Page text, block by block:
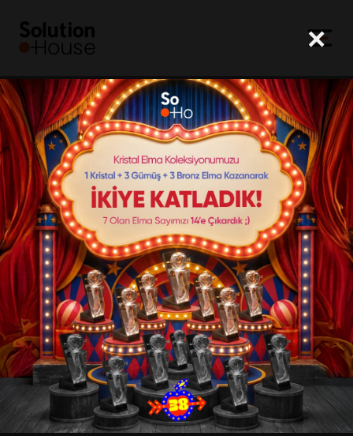
SoHo
Markalar
Çözümler
Ekip
Kariyer
İletişim
Blog
×